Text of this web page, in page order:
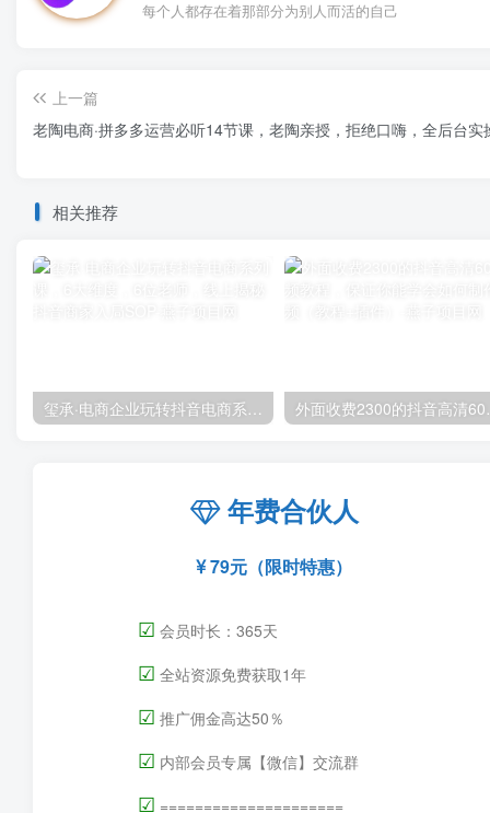
每个人都存在着那部分为别人而活的自己
上一篇
老陶电商·拼多多运营必听14节课，老陶亲授，拒绝口嗨，全后台实
相关推荐
玺承·电商企业玩转抖音电商系列课，6大维度，6位老师，线上揭秘抖音商家入局SOP 外面收费
年费合伙人
79元（限时特惠）
☑ 会员时长：365天
☑ 全站资源免费获取1年
☑ 推广佣金高达50％
☑ 内部会员专属【微信】交流群
☑ =====================